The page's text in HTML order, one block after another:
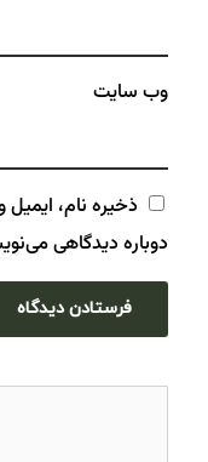
وب‌ سایت
ذخیره نام،
دوباره دیدگاهی